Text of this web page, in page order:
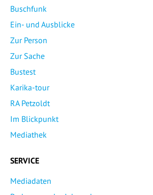
Buschfunk
Ein- und Ausblicke
Zur Person
Zur Sache
Bustest
Karika-tour
RA Petzoldt
Im Blickpunkt
Mediathek
SERVICE
Mediadaten